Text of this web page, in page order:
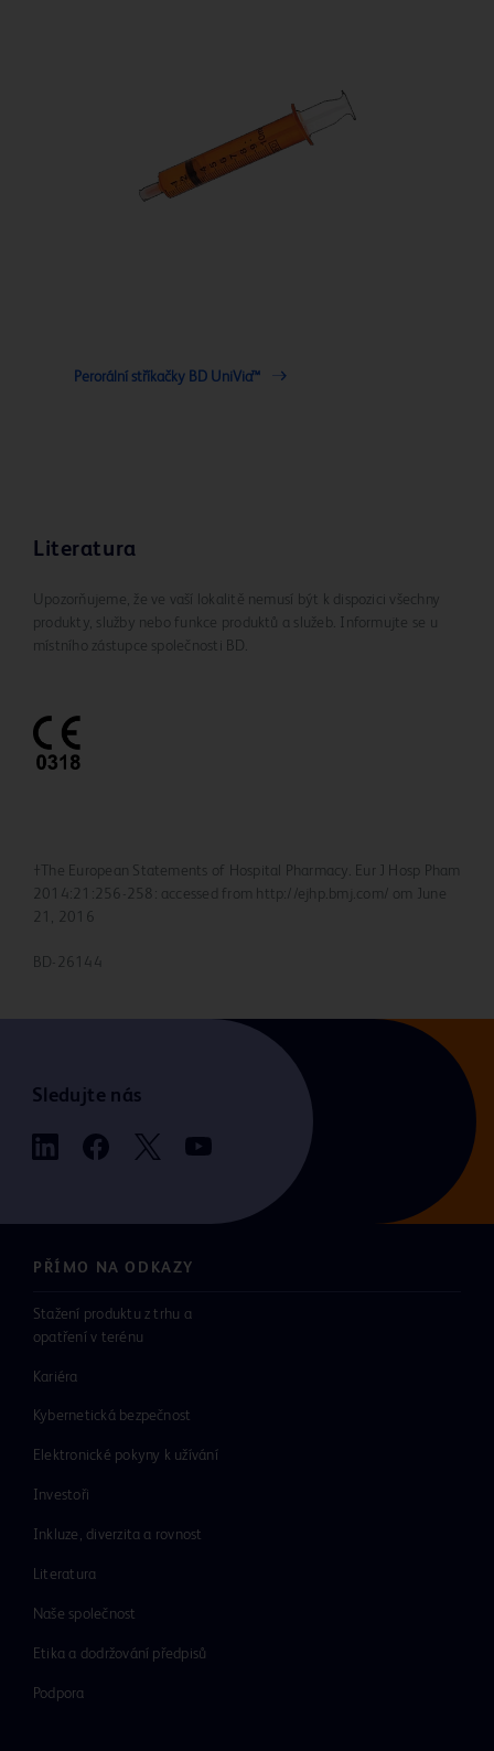
Perorální stříkačky BD UniVia™
Literatura
Upozorňujeme, že ve vaší lokalitě nemusí být k dispozici všechny
produkty, služby nebo funkce produktů a služeb. Informujte se u
místního zástupce společnosti BD.
†The European Statements of Hospital Pharmacy. Eur J Hosp Pham
2014:21:256-258: accessed from http://ejhp.bmj.com/ om June
21, 2016
BD-26144
Sledujte nás
PŘÍMO NA ODKAZY
Stažení produktu z trhu a
opatření v terénu
Kariéra
Kybernetická bezpečnost
Elektronické pokyny k užívání
Investoři
Inkluze, diverzita a rovnost
Literatura
Naše společnost
Etika a dodržování předpisů
Podpora